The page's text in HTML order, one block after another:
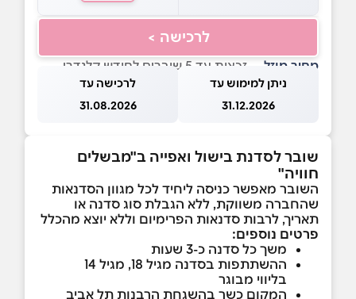
לרכישה >
מחיר מוזל — זכאות עד 5 שוברים לחודש קלנדרי
ניתן למימוש עד
31.12.2026
לרכישה עד
31.08.2026
שובר לסדנת בישול ואפייה ב"מבשלים
חוויה"
השובר מאפשר כניסה ליחיד לכל מגוון הסדנאות
שהחברה משווקת, ללא הגבלת סוג סדנה או
תאריך, לרבות סדנאות הפרימיום וללא יוצא מהכלל
פרטים נוספים:
משך כל סדנה כ-3 שעות
ההשתתפות בסדנה מגיל 18, מגיל 14
בליווי מבוגר
המקום כשר בהשגחת הרבנות תל אביב